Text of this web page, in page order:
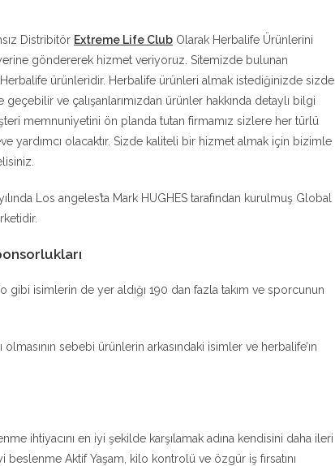
Distribitör Extreme Life Club Olarak Herbalife Ürünlerini
göndererek hizmet veriyoruz. Sitemizde bulunan
ürünleridir. Herbalife ürünleri almak istediğinizde sizde
ve çalışanlarımızdan ürünler hakkında detaylı bilgi
memnuniyetini ön planda tutan firmamız sizlere her türlü
yardımcı olacaktır. Sizde kaliteli bir hizmet almak için bizimle
Los angeles’ta Mark HUGHES tarafından kurulmuş Global
isimlerin de yer aldığı 190 dan fazla takım ve sporcunun
sebebi ürünlerin arkasındaki isimler ve herbalife’ın
ihtiyacını en iyi şekilde karşılamak adına kendisini daha ileri
Aktif Yaşam, kilo kontrolü ve özgür iş fırsatını